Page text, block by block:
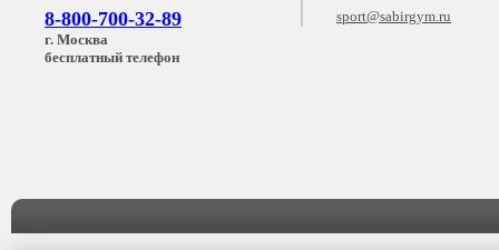
8-800-700-32-89
г. Москва
бесплатный телефон
sport@sabirgym.ru